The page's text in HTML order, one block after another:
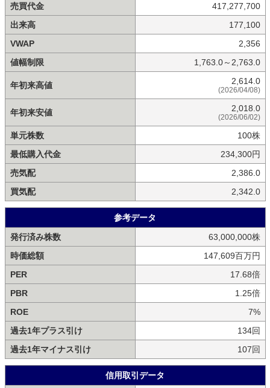
売買代金
417,277,700
出来高
177,100
VWAP
2,356
値幅制限
1,763.0～2,763.0
年初来高値 2,614.0
(2026/04/08)
年初来安値 2,018.0
(2026/06/02)
単元株数
100株
最低購入代金
234,300円
売気配
2,386.0
買気配
2,342.0
参考データ
発行済み株数
63,000,000株
時価総額
147,609百万円
PER
17.68倍
PBR
1.25倍
ROE
7%
過去1年プラス引け
134回
過去1年マイナス引け
107回
信用取引データ